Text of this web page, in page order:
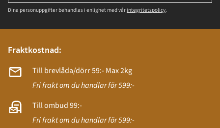
Dina personuppgifter behandlas i enlighet med vår integritetspolicy.
Fraktkostnad:
Till brevlåda/dörr 59:- Max 2kg
Fri frakt om du handlar för 599:-
Till ombud 99:-
Fri frakt om du handlar för 599:-